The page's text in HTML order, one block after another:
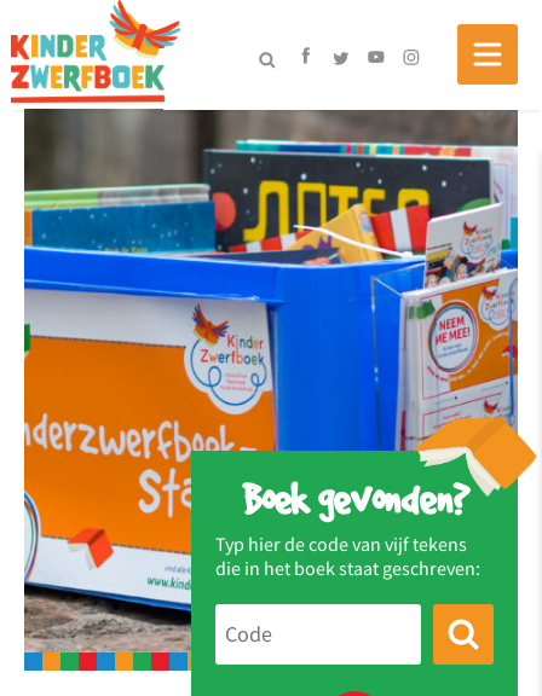
Boek gevonden?
Typ hier de code van vijf tekens
die in het boek staat geschreven: